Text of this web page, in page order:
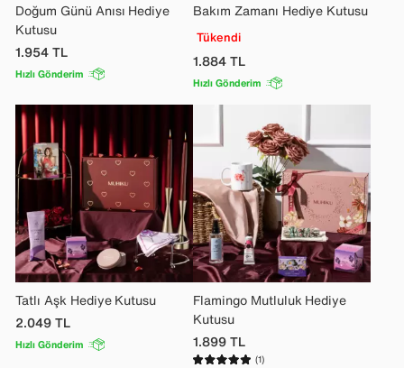
Doğum Günü Anısı Hediye
Kutusu
1.954TL
Hızlı Gönderim
Bakım Zamanı Hediye Kutusu
Tükendi
1.884TL
Hızlı Gönderim
Tatlı Aşk Hediye Kutusu
2.049TL
Hızlı Gönderim
Flamingo Mutluluk Hediye
Kutusu
1.899TL
(1)